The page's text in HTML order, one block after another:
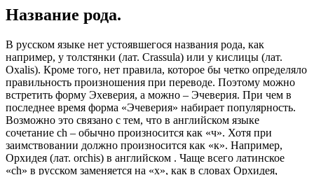
Название рода.
В русском языке нет устоявшегося названия рода, как
например, у толстянки (лат. Crassula) или у кислицы (лат.
Oxalis). Кроме того, нет правила, которое бы четко определяло
правильность произношения при переводе. Поэтому можно
встретить форму Эхеверия, а можно – Эчеверия. При чем в
последнее время форма «Эчеверия» набирает популярность.
Возможно это связано с тем, что в английском языке
сочетание ch – обычно произносится как «ч». Хотя при
заимствовании должно произносится как «к». Например,
Орхидея (лат. orchis) в английском . Чаще всего латинское
«ch» в русском заменяется на «х», как в словах Орхидея,